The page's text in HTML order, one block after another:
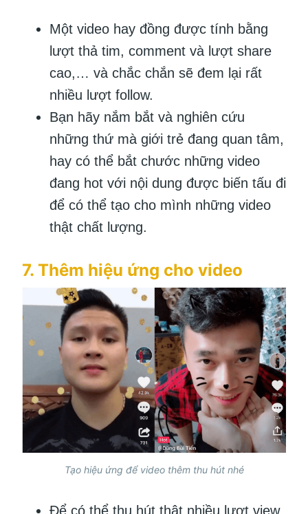
Một video hay đồng được tính bằng
lượt thả tim, comment và lượt share
cao,… và chắc chắn sẽ đem lại rất
nhiều lượt follow.
Bạn hãy nắm bắt và nghiên cứu
những thứ mà giới trẻ đang quan tâm,
hay có thể bắt chước những video
đang hot với nội dung được biến tấu đi
để có thể tạo cho mình những video
thật chất lượng.
7. Thêm hiệu ứng cho video
Tạo hiệu ứng để video thêm thu hút nhé
Để có thể thu hút thật nhiều lượt view,